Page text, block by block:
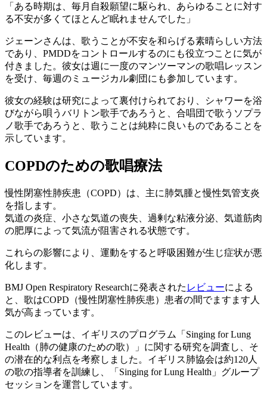
「ある時期は、毎月自殺願望に駆られ、あらゆることに対す
る不安が多くてほとんど眠れませんでした」
ジェーンさんは、歌うことが不安を和らげる素晴らしい方法
であり、PMDDをコントロールするのにも役立つことに気が
付きました。彼女は週に一度のマンツーマンの歌唱レッスン
を受け、毎週のミュージカル劇団にも参加しています。
彼女の経験は研究によって裏付けられており、シャワーを浴
びながら唄うバリトン歌手であろうと、合唱団で歌うソプラ
ノ歌手であろうと、歌うことは純粋に良いものであることを
示しています。
COPDのための歌唱療法
慢性閉塞性肺疾患（COPD）は、主に肺気腫と慢性気管支炎
を指します。
気道の炎症、小さな気道の喪失、過剰な粘液分泌、気道筋肉
の肥厚によって気流が阻害される状態です。
これらの影響により、運動をすると呼吸困難が生じ症状が悪
化します。
BMJ Open Respiratory Researchに発表された レビューによる
と、歌はCOPD（慢性閉塞性肺疾患）患者の間でますます人
気が高まっています。
このレビューは、イギリスのプログラム「Singing for Lung
Health（肺の健康のための歌）」に関する研究を調査し、そ
の潜在的な利点を考察しました。イギリス肺協会は約120人
の歌の指導者を訓練し、「Singing for Lung Health」グループ
セッションを運営しています。